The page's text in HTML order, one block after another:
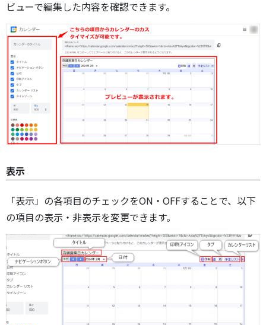
ビューで編集した内容を確認できます。
表示
「表示」の各項目のチェックをON・OFFすることで、以下
の項目の表示・非表示を変更できます。